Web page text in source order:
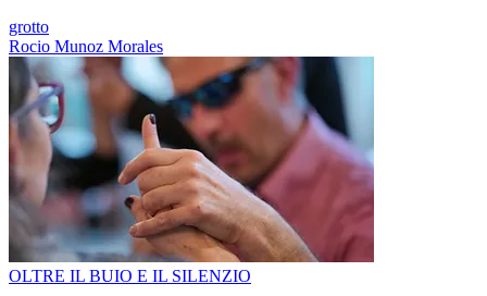
grotto
Rocio Munoz Morales
OLTRE IL BUIO E IL SILENZIO